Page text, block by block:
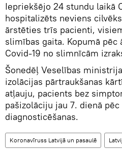
Iepriekšējo 24 stundu laikā
hospitalizēts neviens
ārstēties trīs pacienti,
slimības gaita. Kopumā pēc
Covid-19 no slimnīcām
Šonedēļ Veselības
izolācijas pārtraukšanas
atļauju, pacients bez
pašizolāciju jau 7. dienā pēc
diagnosticēšanas.
Koronavīruss Latvijā un pasaulē